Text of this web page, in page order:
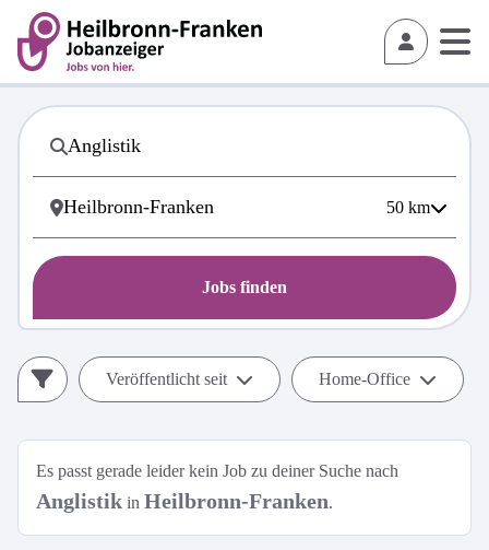
50 km
Jobs finden
Veröffentlicht seit Home-Office
Es passt gerade leider kein Job zu deiner Suche nach
Anglistik in Heilbronn-Franken.